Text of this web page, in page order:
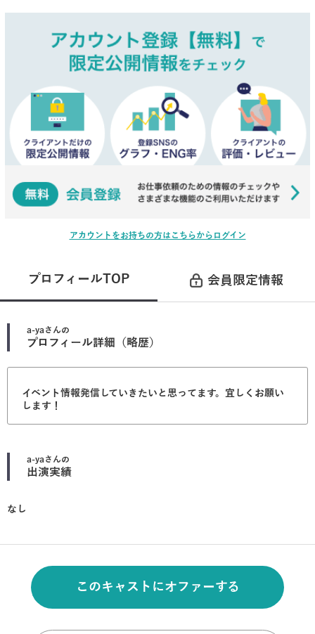
アカウントをお持ちの方はこちらからログイン
プロフィールTOP 会員限定情報
a-yaさんの
プロフィール詳細（略歴）
イベント情報発信していきたいと思ってます。宜しくお願い
します！
a-yaさんの
出演実績
なし
このキャストにオファーする